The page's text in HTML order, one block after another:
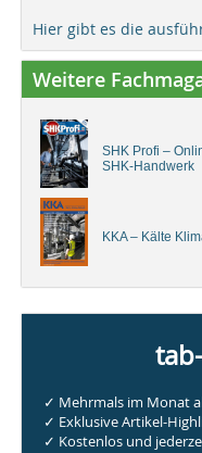
Hier gibt es die
Weitere
SHK Profi –
SHK-Handwerk
KKA – Kälte
✓ Mehrmals im Monat
✓ Exklusive Artikel-
✓ Kostenlos und